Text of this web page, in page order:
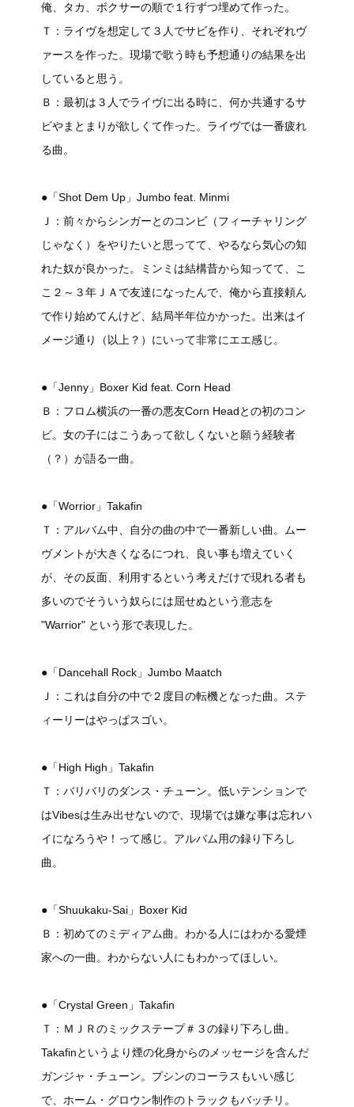
俺、タカ、ボクサーの順で１行ずつ埋めて作った。
Ｔ：ライヴを想定して３人でサビを作り、それぞれヴ
ァースを作った。現場で歌う時も予想通りの結果を出
していると思う。
Ｂ：最初は３人でライヴに出る時に、何か共通するサ
ビやまとまりが欲しくて作った。ライヴでは一番疲れ
る曲。
●「Shot Dem Up」Jumbo feat. Minmi
Ｊ：前々からシンガーとのコンビ（フィーチャリング
じゃなく）をやりたいと思ってて、やるなら気心の知
れた奴が良かった。ミンミは結構昔から知ってて、こ
こ２～３年ＪＡで友達になったんで、俺から直接頼ん
で作り始めてんけど、結局半年位かかった。出来はイ
メージ通り（以上？）にいって非常にエエ感じ。
●「Jenny」Boxer Kid feat. Corn Head
Ｂ：フロム横浜の一番の悪友Corn Headとの初のコン
ビ。女の子にはこうあって欲しくないと願う経験者
（？）が語る一曲。
●「Worrior」Takafin
Ｔ：アルバム中、自分の曲の中で一番新しい曲。ムー
ヴメントが大きくなるにつれ、良い事も増えていく
が、その反面、利用するという考えだけで現れる者も
多いのでそういう奴らには屈せぬという意志を
"Warrior" という形で表現した。
●「Dancehall Rock」Jumbo Maatch
Ｊ：これは自分の中で２度目の転機となった曲。ステ
ィーリーはやっぱスゴい。
●「High High」Takafin
Ｔ：バリバリのダンス・チューン。低いテンションで
はVibesは生み出せないので、現場では嫌な事は忘れハ
イになろうや！って感じ。アルバム用の録り下ろし
曲。
●「Shuukaku-Sai」Boxer Kid
Ｂ：初めてのミディアム曲。わかる人にはわかる愛煙
家への一曲。わからない人にもわかってほしい。
●「Crystal Green」Takafin
Ｔ：ＭＪＲのミックステープ＃３の録り下ろし曲。
Takafinというより煙の化身からのメッセージを含んだ
ガンジャ・チューン。プシンのコーラスもいい感じ
で、ホーム・グロウン制作のトラックもバッチリ。